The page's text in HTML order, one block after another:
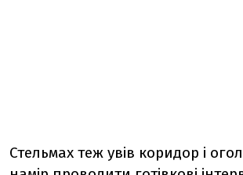
Стельмах теж увів коридор і